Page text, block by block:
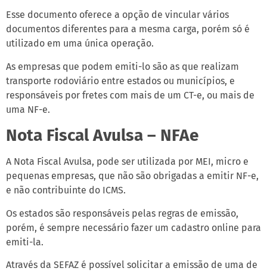
Esse documento oferece a opção de vincular vários
documentos diferentes para a mesma carga, porém só é
utilizado em uma única operação.
As empresas que podem emiti-lo são as que realizam
transporte rodoviário entre estados ou municípios, e
responsáveis por fretes com mais de um CT-e, ou mais de
uma NF-e.
Nota Fiscal Avulsa – NFAe
A Nota Fiscal Avulsa, pode ser utilizada por MEI, micro e
pequenas empresas, que não são obrigadas a emitir NF-e,
e não contribuinte do ICMS.
Os estados são responsáveis pelas regras de emissão,
porém, é sempre necessário fazer um cadastro online para
emiti-la.
Através da SEFAZ é possível solicitar a emissão de uma de